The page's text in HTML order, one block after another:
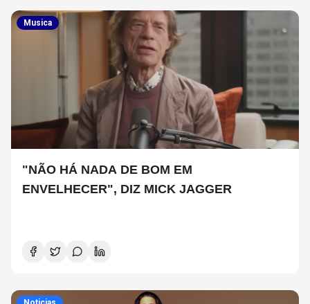
Musica
"NÃO HÁ NADA DE BOM EM
ENVELHECER", DIZ MICK JAGGER